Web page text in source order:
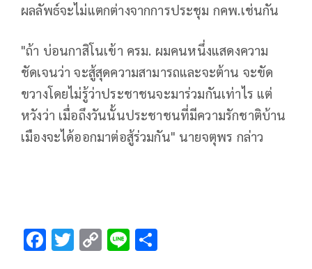
ผลลัพธ์จะไม่แตกต่างจากการประชุม กคพ.เช่นกัน
"ถ้า บ่อนกาสิโนเข้า ครม. ผมคนหนึ่งแสดงความ
ชัดเจนว่า จะสู้สุดความสามารถและจะต้าน จะขัด
ขวางโดยไม่รู้ว่าประชาชนจะมาร่วมกันเท่าไร แต่
หวังว่า เมื่อถึงวันนั้นประชาชนที่มีความรักชาติบ้าน
เมืองจะได้ออกมาต่อสู้ร่วมกัน" นายจตุพร กล่าว
F T C Li